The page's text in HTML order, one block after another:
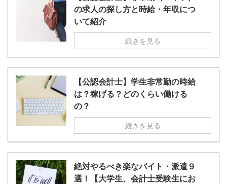
の求人の探し方と時給・年収につ
いて紹介
続きを見る
【公認会計士】学生非常勤の時給
は？稼げる？どのくらい働ける
の？
続きを見る
絶対やるべき楽なバイト・派遣９
選！【大学生、会計士受験生にお